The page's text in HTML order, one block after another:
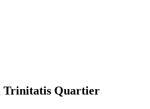
Trinitatis Quartier